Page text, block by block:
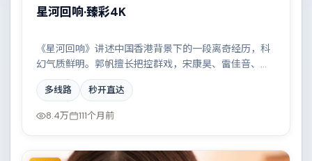
星河回响·臻彩4K
《星河回响》讲述中国香港背景下的一段离奇经历，科
幻气质鲜明。郭帆擅长把控群戏，宋康昊、雷佳音、易
烊千玺、胡歌共同撑起复杂人物关系，都市霓虹下的人
性试炼与自我救赎。
多线路 秒开直达
8.4万 111个月前